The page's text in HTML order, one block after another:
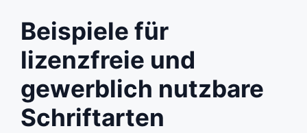
Beispiele für
lizenzfreie und
gewerblich nutzbare
Schriftarten